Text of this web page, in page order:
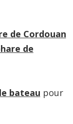
de Cordouan
de
bateau pour